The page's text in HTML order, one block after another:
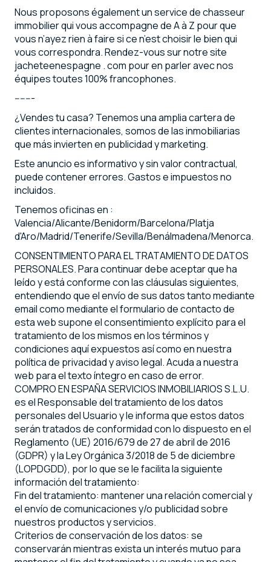
Nous proposons également un service de chasseur
immobilier qui vous accompagne de A à Z pour que
vous n’ayez rien à faire si ce n’est choisir le bien qui
vous correspondra. Rendez-vous sur notre site
jacheteenespagne . com pour en parler avec nos
équipes toutes 100% francophones.
-------
¿Vendes tu casa? Tenemos una amplia cartera de
clientes internacionales, somos de las inmobiliarias
que más invierten en publicidad y marketing.
Este anuncio es informativo y sin valor contractual,
puede contener errores. Gastos e impuestos no
incluidos.
Tenemos oficinas en :
Valencia/Alicante/Benidorm/Barcelona/Platja
d'Aro/Madrid/Tenerife/Sevilla/Benálmadena/Menorca.
CONSENTIMIENTO PARA EL TRATAMIENTO DE DATOS
PERSONALES. Para continuar debe aceptar que ha
leído y está conforme con las cláusulas siguientes,
entendiendo que el envío de sus datos tanto mediante
email como mediante el formulario de contacto de
esta web supone el consentimiento explícito para el
tratamiento de los mismos en los términos y
condiciones aquí expuestos así como en nuestra
política de privacidad y aviso legal. Acuda a nuestra
web para el texto íntegro en caso de error.
COMPRO EN ESPAÑA SERVICIOS INMOBILIARIOS S.L.U.
es el Responsable del tratamiento de los datos
personales del Usuario y le informa que estos datos
serán tratados de conformidad con lo dispuesto en el
Reglamento (UE) 2016/679 de 27 de abril de 2016
(GDPR) y la Ley Orgánica 3/2018 de 5 de diciembre
(LOPDGDD), por lo que se le facilita la siguiente
información del tratamiento:
Fin del tratamiento: mantener una relación comercial y
el envío de comunicaciones y/o publicidad sobre
nuestros productos y servicios.
Criterios de conservación de los datos: se
conservarán mientras exista un interés mutuo para